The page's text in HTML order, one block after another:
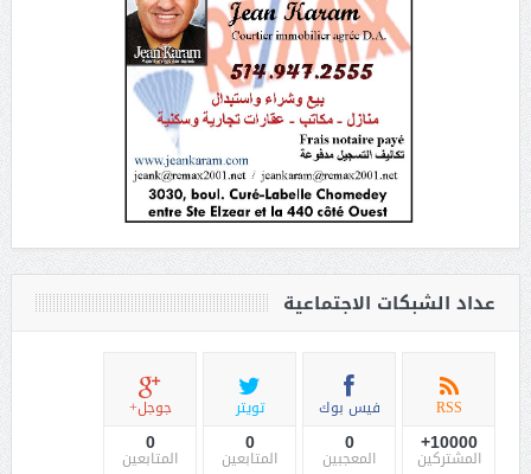
عداد الشبكات الاجتماعية
RSS
10000+
المشتركين
فيس بوك
0
المعجبين
تويتر
0
المتابعين
جوجل+
0
المتابعين